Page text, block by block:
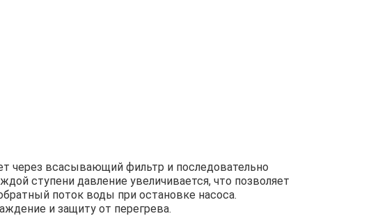
через всасывающий фильтр и последовательно
ступени давление увеличивается, что позволяет
поток воды при остановке насоса.
и защиту от перегрева.